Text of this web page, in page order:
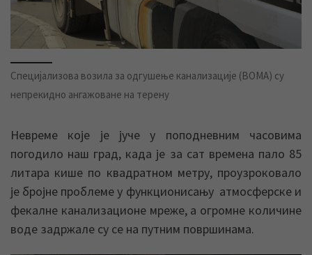
Специјализова возила за одгушење канализације (ВОМА) су
непрекидно ангажоване на терену
Невреме које је јуче у поподневним часовима
погодило наш град, када је за сат времена пало 85
литара кише по квадратном метру, проузроковало
је бројне проблеме у функционисању атмосферске и
фекалне канализационе мреже, а огромне количине
воде задржале су се на путним површинама.